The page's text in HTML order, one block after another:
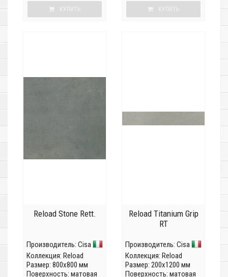
КУПИТЬ КУПИТЬ
Reload Stone Rett.
Производитель: Cisa
Коллекция: Reload
Размер: 800x800 мм
Поверхность: матовая
Reload Titanium Grip
RT
Производитель: Cisa
Коллекция: Reload
Размер: 200x1200 мм
Поверхность: матовая